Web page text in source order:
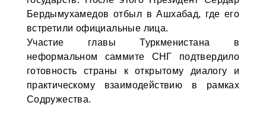
Бердымухамедов отбыл в Ашхабад, где его
встретили официальные лица.
Участие главы Туркменистана в
неформальном саммите СНГ подтвердило
готовность страны к открытому диалогу и
практическому взаимодействию в рамках
Содружества.